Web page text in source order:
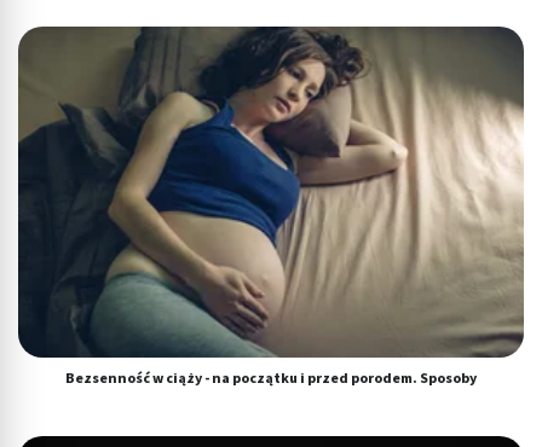
Bezsenność w ciąży - na początku i przed porodem. Sposoby